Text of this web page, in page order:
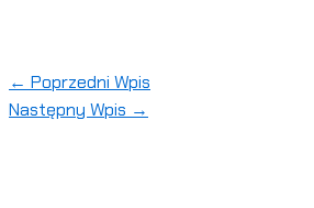
← Poprzedni Wpis
Następny Wpis →